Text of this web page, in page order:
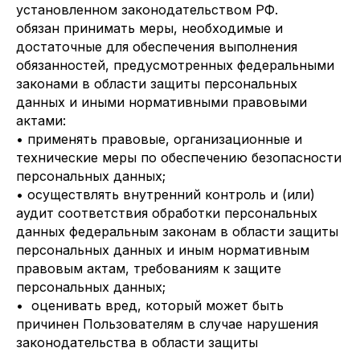
установленном законодательством РФ.
обязан принимать меры, необходимые и
достаточные для обеспечения выполнения
обязанностей, предусмотренных федеральными
законами в области защиты персональных
данных и иными нормативными правовыми
актами:
• применять правовые, организационные и
технические меры по обеспечению безопасности
персональных данных;
• осуществлять внутренний контроль и (или)
аудит соответствия обработки персональных
данных федеральным законам в области защиты
персональных данных и иным нормативным
правовым актам, требованиям к защите
персональных данных;
• оценивать вред, который может быть
причинен Пользователям в случае нарушения
законодательства в области защиты